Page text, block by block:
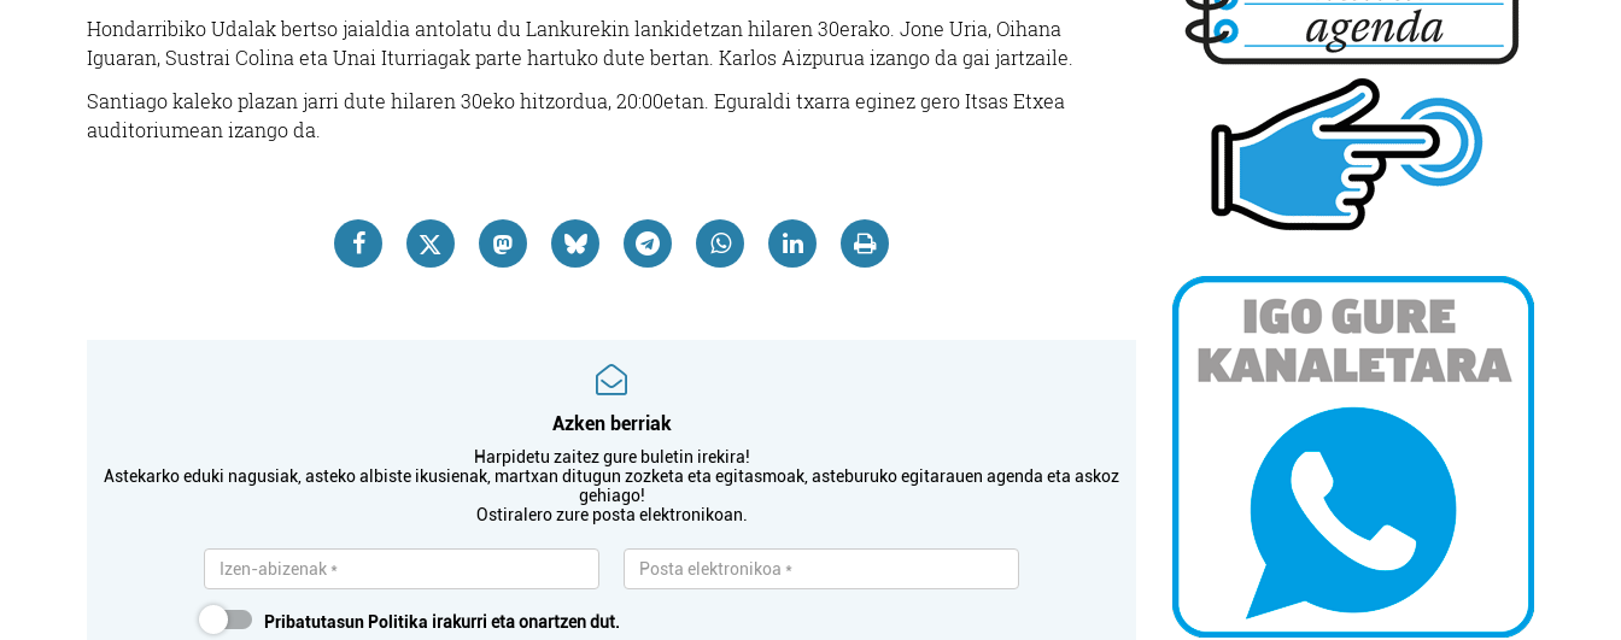
Hondarribiko Udalak bertso jaialdia antolatu du Lankurekin lankidetzan hilaren 30erako. Jone Uria, Oihana
Iguaran, Sustrai Colina eta Unai Iturriagak parte hartuko dute bertan. Karlos Aizpurua izango da gai jartzaile.
Santiago kaleko plazan jarri dute hilaren 30eko hitzordua, 20:00etan. Eguraldi txarra eginez gero Itsas Etxea
auditoriumean izango da.
Azken berriak
Harpidetu zaitez gure buletin irekira!
Astekarko eduki nagusiak, asteko albiste ikusienak, martxan ditugun zozketa eta egitasmoak, asteburuko egitarauen agenda eta askoz
gehiago!
Ostiralero zure posta elektronikoan.
Pribatutasun Politika irakurri eta onartzen dut.